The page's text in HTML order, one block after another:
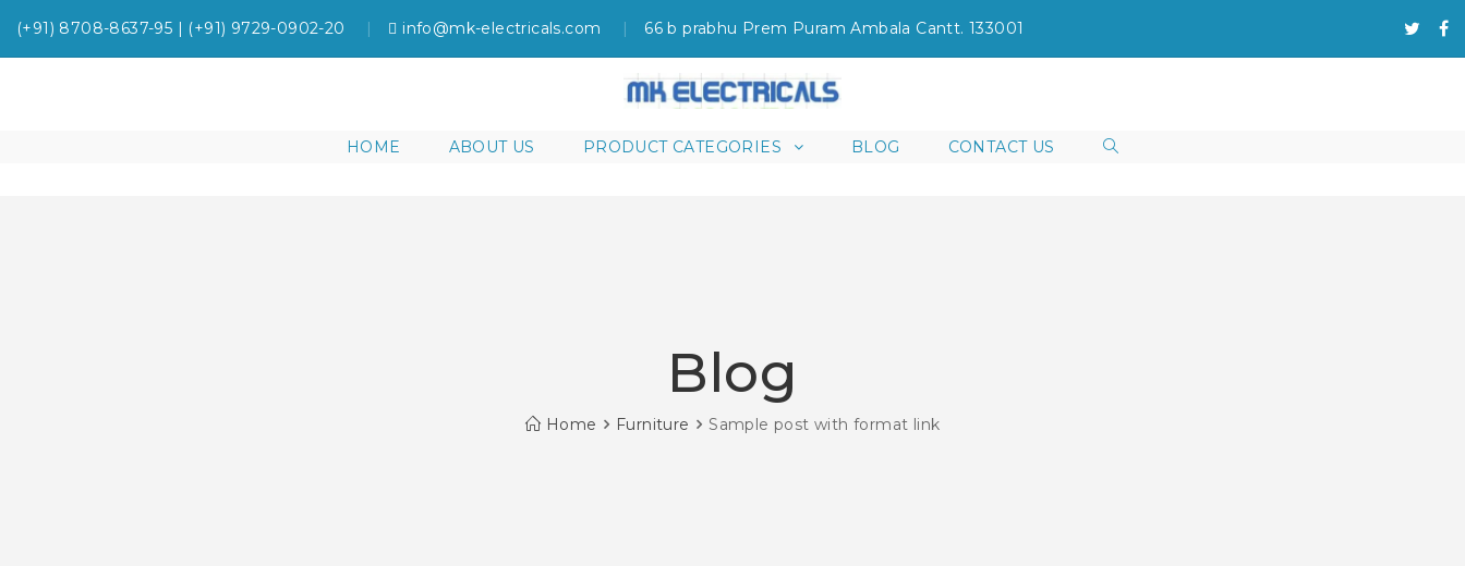
(+91) 8708-8637-95 | (+91) 9729-0902-20 info@mk-electricals.com 66 b prabhu Prem Puram Ambala Cantt. 133001
HOME ABOUT US PRODUCT CATEGORIES BLOG CONTACT US
Blog
Home Furniture Sample post with format link